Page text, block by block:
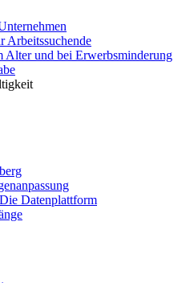
Arbeitssuchende
Alter und bei Erwerbsminderung
Datenplattform